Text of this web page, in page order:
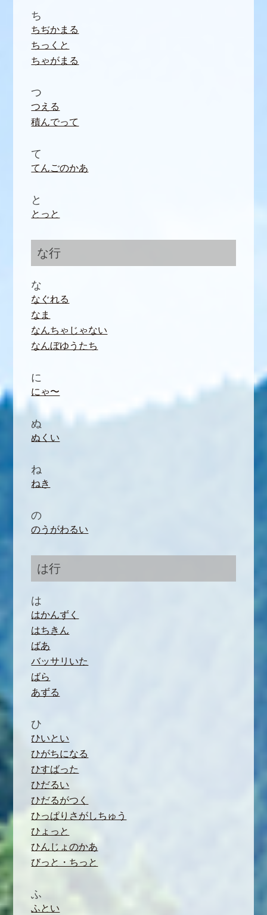
ち
ちぢかまる
ちっくと
ちゃがまる
つ
つえる
積んでって
て
てんごのかあ
と
とっと
な行
な
なぐれる
なま
なんちゃじゃない
なんぼゆうたち
に
にゃ〜
ぬ
ぬくい
ね
ねき
の
のうがわるい
は行
は
はかんずく
はちきん
ばあ
バッサリいた
ばら
あずる
ひ
ひいとい
ひがちになる
ひすばった
ひだるい
ひだるがつく
ひっぱりさがしちゅう
ひょっと
ひんじょのかあ
びっと・ちっと
ふ
ふとい